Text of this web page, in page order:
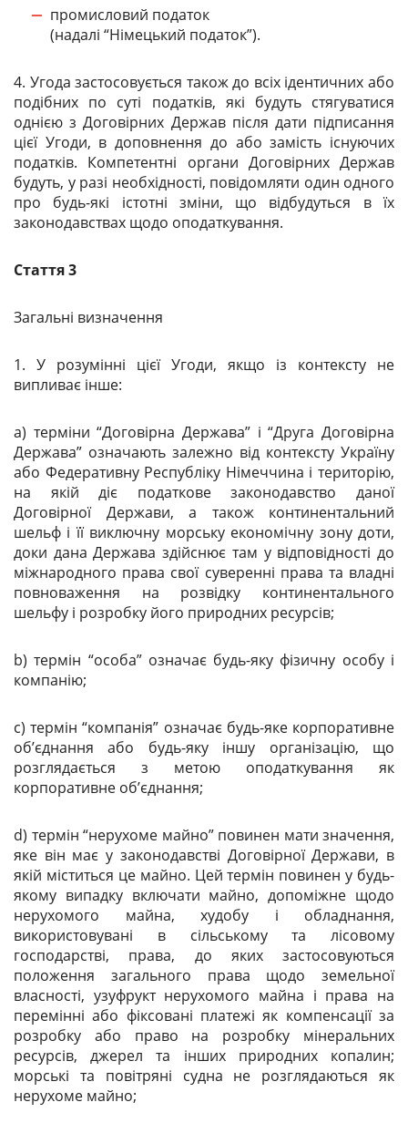
промисловий податок
(надалі “Німецький податок”).
4. Угода застосовується також до всіх ідентичних або
подібних по суті податків, які будуть стягуватися
однією з Договірних Держав після дати підписання
цієї Угоди, в доповнення до або замість існуючих
податків. Компетентні органи Договірних Держав
будуть, у разі необхідності, повідомляти один одного
про будь-які істотні зміни, що відбудуться в їх
законодавствах щодо оподаткування.
Стаття 3
Загальні визначення
1. У розумінні цієї Угоди, якщо із контексту не
випливає інше:
а) терміни “Договірна Держава” і “Друга Договірна
Держава” означають залежно від контексту Україну
або Федеративну Республіку Німеччина і територію,
на якій діє податкове законодавство даної
Договірної Держави, а також континентальний
шельф і її виключну морську економічну зону доти,
доки дана Держава здійснює там у відповідності до
міжнародного права свої суверенні права та владні
повноваження на розвідку континентального
шельфу і розробку його природних ресурсів;
b) термін “особа” означає будь-яку фізичну особу і
компанію;
c) термін “компанія” означає будь-яке корпоративне
об’єднання або будь-яку іншу організацію, що
розглядається з метою оподаткування як
корпоративне об’єднання;
d) термін “нерухоме майно” повинен мати значення,
яке він має у законодавстві Договірної Держави, в
якій міститься це майно. Цей термін повинен у будь-
якому випадку включати майно, допоміжне щодо
нерухомого майна, худобу і обладнання,
використовувані в сільському та лісовому
господарстві, права, до яких застосовуються
положення загального права щодо земельної
власності, узуфрукт нерухомого майна і права на
перемінні або фіксовані платежі як компенсації за
розробку або право на розробку мінеральних
ресурсів, джерел та інших природних копалин;
морські та повітряні судна не розглядаються як
нерухоме майно;